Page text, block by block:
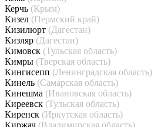
Керчь (Крым)
Кизел (Пермский край)
Кизилюрт (Дагестан)
Кизляр (Дагестан)
Кимовск (Тульская область)
Кимры (Тверская область)
Кингисепп (Ленинградская область)
Кинель (Самарская область)
Кинешма (Ивановская область)
Киреевск (Тульская область)
Киренск (Иркутская область)